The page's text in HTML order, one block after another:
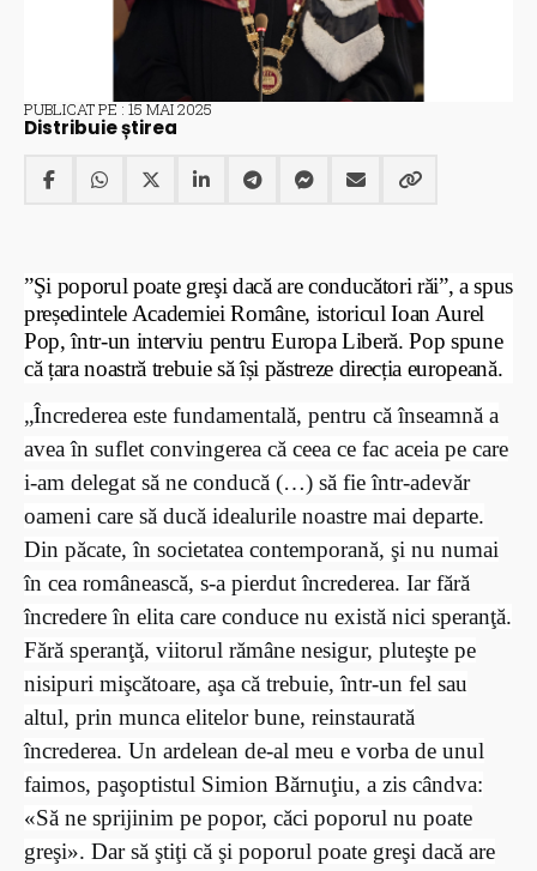
PUBLICAT PE : 15 MAI 2025
Distribuie știrea
”Şi poporul poate greşi dacă are conducători răi”, a spus
președintele Academiei Române, istoricul Ioan Aurel
Pop, într-un interviu pentru Europa Liberă. Pop spune
că țara noastră trebuie să își păstreze direcția europeană.
„Încrederea este fundamentală, pentru că înseamnă a
avea în suflet convingerea că ceea ce fac aceia pe care
i-am delegat să ne conducă (…) să fie într-adevăr
oameni care să ducă idealurile noastre mai departe.
Din păcate, în societatea contemporană, şi nu numai
în cea românească, s-a pierdut încrederea. Iar fără
încredere în elita care conduce nu există nici speranţă.
Fără speranţă, viitorul rămâne nesigur, pluteşte pe
nisipuri mişcătoare, aşa că trebuie, într-un fel sau
altul, prin munca elitelor bune, reinstaurată
încrederea. Un ardelean de-al meu e vorba de unul
faimos, paşoptistul Simion Bărnuţiu, a zis cândva:
«Să ne sprijinim pe popor, căci poporul nu poate
greşi». Dar să ştiţi că şi poporul poate greşi dacă are